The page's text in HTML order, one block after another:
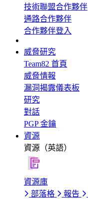
技術聯盟合作夥伴
通路合作夥伴
合作夥伴登入
威脅研究
Team82 首頁
威脅情報
漏洞揭露儀表板
研究
對話
PGP 金鑰
資源
資源（英語）
資源庫
部落格
報告